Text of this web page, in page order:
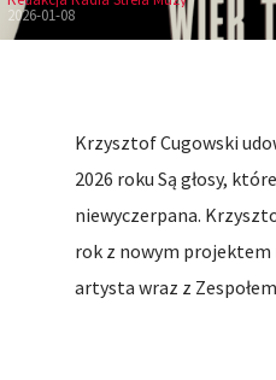
2026-01-08
Krzysztof Cugowski
2026 roku Są głosy,
niewyczerpana.
rok z nowym projektem
artysta wraz z